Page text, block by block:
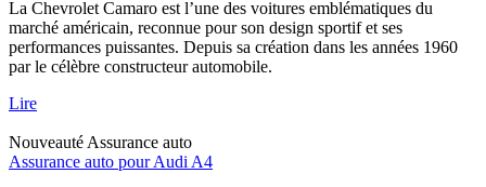
La Chevrolet Camaro est l’une des voitures emblématiques du
marché américain, reconnue pour son design sportif et ses
performances puissantes. Depuis sa création dans les années 1960
par le célèbre constructeur automobile.
Lire
Nouveauté Assurance auto
Assurance auto pour Audi A4